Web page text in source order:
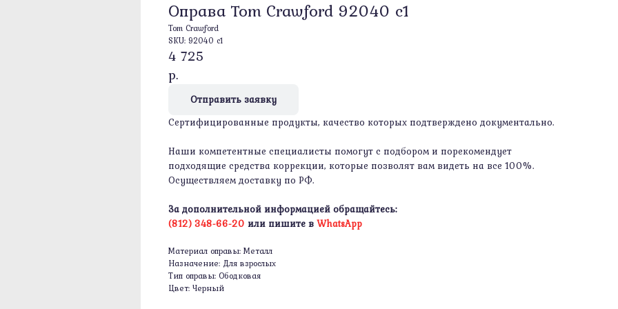
Оправа Tom Crawford 92040 c1
Tom Crawford
SKU: 92040 c1
4 725
р.
Отправить заявку
Сертифицированные продукты, качество которых подтверждено документально.
Наши компетентные специалисты помогут с подбором и порекомендует
подходящие средства коррекции, которые позволят вам видеть на все 100%.
Осуществляем доставку по РФ.
За дополнительной информацией обращайтесь:
(812) 348-66-20 или пишите в WhatsApp
Материал оправы: Металл
Назначение: Для взрослых
Тип оправы: Ободковая
Цвет: Черный